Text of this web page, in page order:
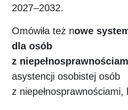
2027–2032.
Omówiła też nowe
dla osób
z
asystencji osobistej osób
z niepełnosprawnościami,